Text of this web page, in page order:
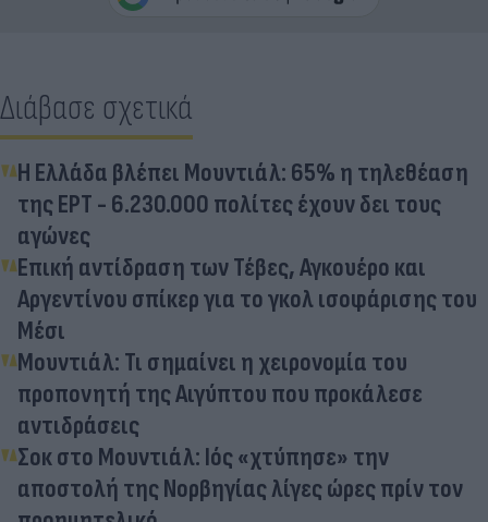
Διάβασε σχετικά
Η Ελλάδα βλέπει Μουντιάλ: 65% η τηλεθέαση
της ΕΡΤ - 6.230.000 πολίτες έχουν δει τους
αγώνες
Επική αντίδραση των Τέβες, Αγκουέρο και
Αργεντίνου σπίκερ για το γκολ ισοφάρισης του
Μέσι
Μουντιάλ: Τι σημαίνει η χειρονομία του
προπονητή της Αιγύπτου που προκάλεσε
αντιδράσεις
Σοκ στο Μουντιάλ: Ιός «χτύπησε» την
αποστολή της Νορβηγίας λίγες ώρες πρίν τον